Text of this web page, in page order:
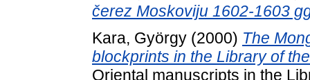
čerez Moskoviju 1602-1603
Kara, György (2000) The
blockprints in the Library of
Oriental manuscripts in the